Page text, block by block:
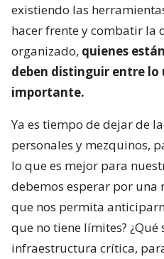
existiendo las
hacer frente y combatir la
organizado, quienes
deben distinguir entre lo
importante.
Ya es tiempo de dejar de
personales y mezquinos,
lo que es mejor para
debemos esperar por una
que nos permita
que no tiene límites? ¿Qué
infraestructura crítica,